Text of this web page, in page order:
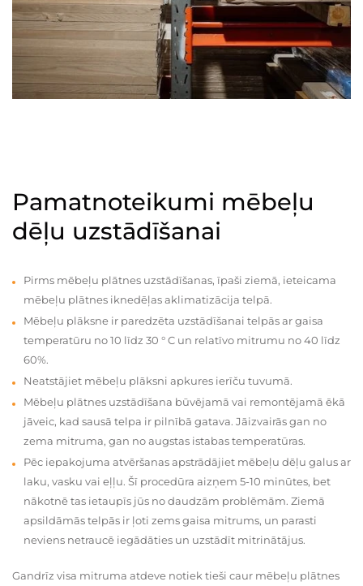
Pamatnoteikumi mēbeļu
dēļu uzstādīšanai
Pirms mēbeļu plātnes uzstādīšanas, īpaši ziemā, ieteicama
mēbeļu plātnes iknedēļas aklimatizācija telpā.
Mēbeļu plāksne ir paredzēta uzstādīšanai telpās ar gaisa
temperatūru no 10 līdz 30 ° C un relatīvo mitrumu no 40 līdz
60%.
Neatstājiet mēbeļu plāksni apkures ierīču tuvumā.
Mēbeļu plātnes uzstādīšana būvējamā vai remontējamā ēkā
jāveic, kad sausā telpa ir pilnībā gatava. Jāizvairās gan no
zema mitruma, gan no augstas istabas temperatūras.
Pēc iepakojuma atvēršanas apstrādājiet mēbeļu dēļu galus ar
laku, vasku vai eļļu. Šī procedūra aizņem 5-10 minūtes, bet
nākotnē tas ietaupīs jūs no daudzām problēmām. Ziemā
apsildāmās telpās ir ļoti zems gaisa mitrums, un parasti
neviens netraucē iegādāties un uzstādīt mitrinātājus.
Gandrīz visa mitruma atdeve notiek tieši caur mēbeļu plātnes